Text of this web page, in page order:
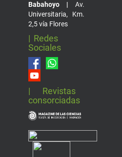
Babahoyo | Av.
Universitaria, Km.
2,5 vía Flores
| Redes
Sociales
| Revistas
consorciadas